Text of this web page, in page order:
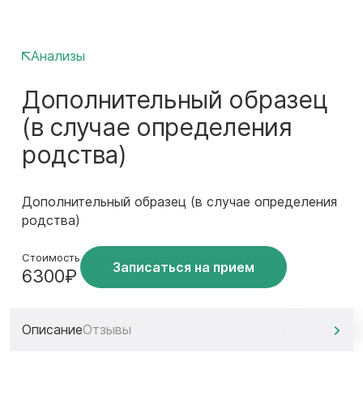
Анализы
Дополнительный образец
(в случае определения
родства)
Дополнительный образец (в случае определения
родства)
Стоимость
6300₽ Записаться на прием
ОписаниеОтзывы